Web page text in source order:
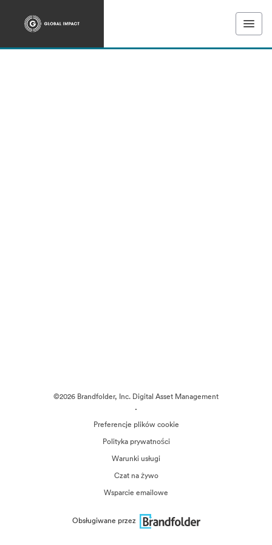
©2026 Brandfolder, Inc. Digital Asset Management
·
Preferencje plików cookie
Polityka prywatności
Warunki usługi
Czat na żywo
Wsparcie emailowe
Obsługiwane przez